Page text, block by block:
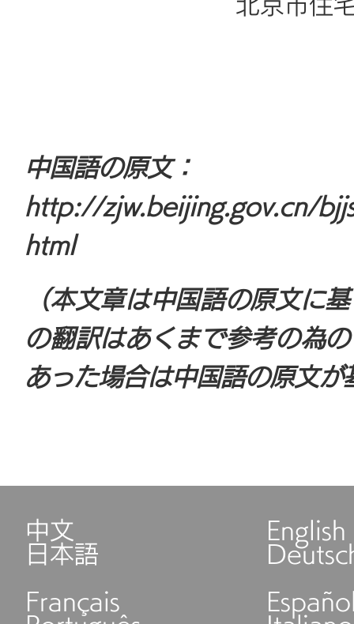
北京市住
中国語の原文：
http://zjw.beijing.gov.cn/
html
（本文章は中国語の原文に
の翻訳はあくまで参考の為
あった場合は中国語の原文
中文 English
日本語
Français